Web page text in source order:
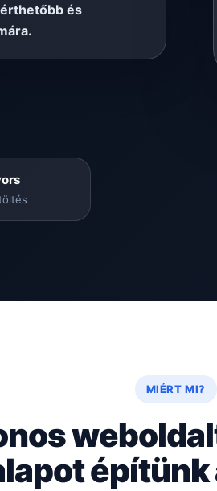
és
MIÉRT MI?